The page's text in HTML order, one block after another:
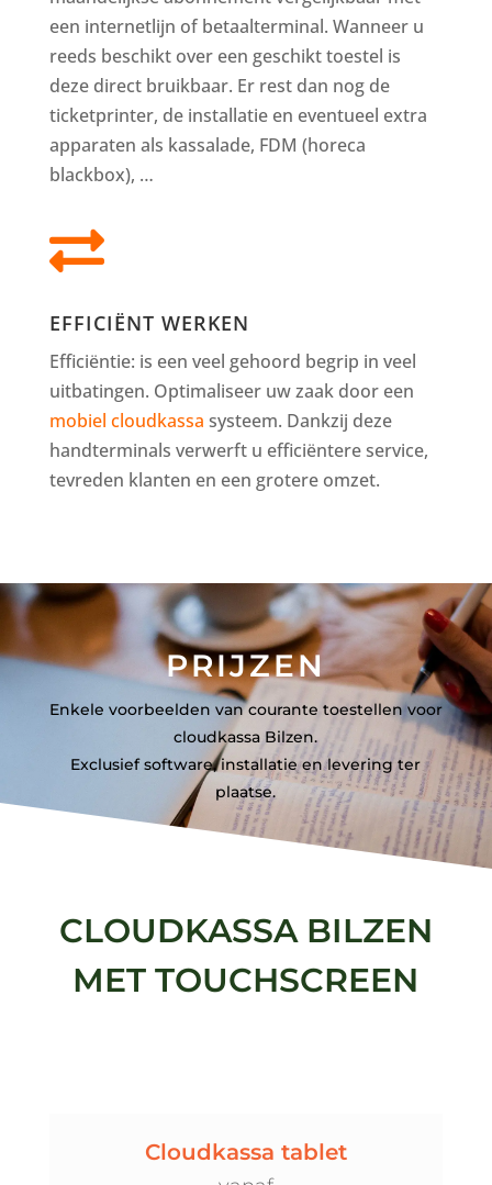
een internetlijn of betaalterminal. Wanneer u
reeds beschikt over een geschikt toestel is
deze direct bruikbaar. Er rest dan nog de
ticketprinter, de installatie en eventueel extra
apparaten als kassalade, FDM (horeca
blackbox), …

EFFICIËNT WERKEN
Efficiëntie: is een veel gehoord begrip in veel
uitbatingen. Optimaliseer uw zaak door een
mobiel cloudkassa systeem. Dankzij deze
handterminals verwerft u efficiëntere service,
tevreden klanten en een grotere omzet.
PRIJZEN
Enkele voorbeelden van courante toestellen voor
cloudkassa Bilzen.
Exclusief software, installatie en levering ter
plaatse.
CLOUDKASSA BILZEN
MET TOUCHSCREEN
Cloudkassa tablet